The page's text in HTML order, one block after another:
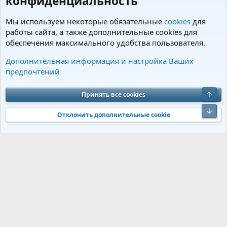
Ветеринарные вопросы и здоровье
Cookies Charm by DCom
Обратная связь
Условия и правила
Политика конфиденциальности
Помощь
S
S
Community platform by XenForo® © 2010-2026 XenForo Ltd. Перевод от
Jumuro®|Media embeds via s9e/MediaSites
Мы используем некоторые обязательные cookies для
работы сайта, а также дополнительные cookies для
обеспечения максимального удобства пользователя.
Дополнительная информация и настройка Ваших
предпочтений
Принять все cookies
Отклонить дополнительные cookie
Верх
Низ